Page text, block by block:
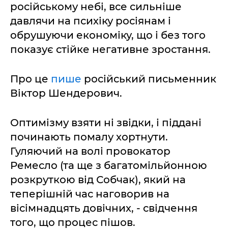
російському небі, все сильніше
давлячи на психіку росіянам і
обрушуючи економіку, що і без того
показує стійке негативне зростання.
Про це пише російський письменник
Віктор Шендерович.
Оптимізму взяти ні звідки, і піддані
починають помалу хортнути.
Гуляючий на волі провокатор
Ремесло (та ще з багатомільйонною
розкруткою від Собчак), який на
теперішній час наговорив на
вісімнадцять довічних, - свідчення
того, що процес пішов.